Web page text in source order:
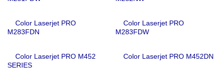
Color Laserjet PRO
M283FDN
Color Laserjet PRO
M283FDW
Color Laserjet PRO M452
SERIES
Color Laserjet PRO M452DN